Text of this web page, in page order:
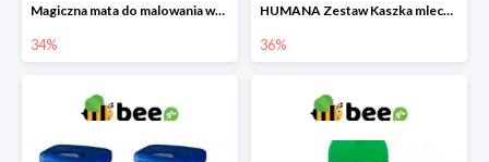
Magiczna mata do malowania wodą
34%
HUMANA Zestaw Kaszka mleczna + Mleko następne po 6. miesiącu + poduszka Gratis
36%